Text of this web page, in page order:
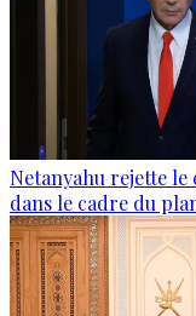
Netanyahu rejette
dans le cadre du